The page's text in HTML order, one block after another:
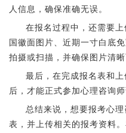
人信息，确保准确无误。
在报名过程中，还需要
国徽面图片、近期一寸白底
拍摄或扫描，并确保图片清晰
最后，在完成报名表和
后，才能正式参加心理咨询师
总结来说，想要报考心
表，并上传相关的报考资料